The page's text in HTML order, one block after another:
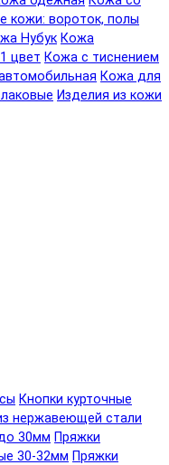
кожи: вороток, полы
Нубук Кожа
цвет Кожа с тиснением
Кожа для
Изделия из кожи
Кнопки курточные
нержавеющей стали
30мм Пряжки
30-32мм Пряжки